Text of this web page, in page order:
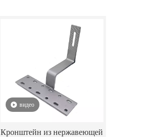
видео
Кронштейн из нержавеющей